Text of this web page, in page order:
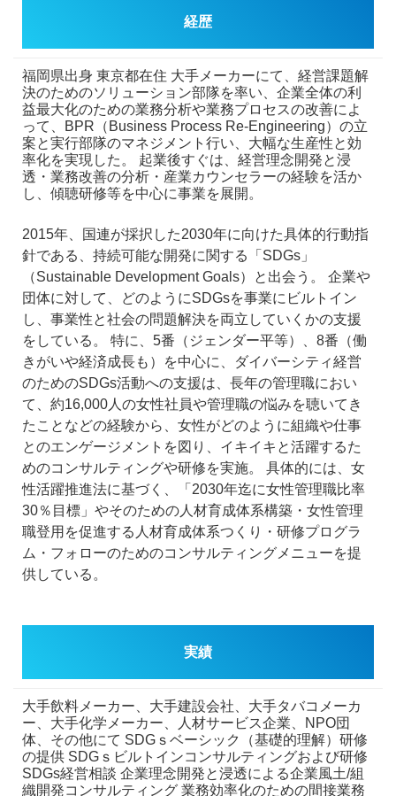
経歴
福岡県出身 東京都在住 大手メーカーにて、経営課題解
決のためのソリューション部隊を率い、企業全体の利
益最大化のための業務分析や業務プロセスの改善によ
って、BPR（Business Process Re-Engineering）の立
案と実行部隊のマネジメント行い、大幅な生産性と効
率化を実現した。
起業後すぐは、経営理念開発と浸
透・業務改善の分析・産業カウンセラーの経験を活か
し、傾聴研修等を中心に事業を展開。
2015年、国連が採択した2030年に向けた具体的行動指
針である、持続可能な開発に関する「SDGs」
（Sustainable Development Goals）と出会う。
企業や
団体に対して、どのようにSDGsを事業にビルトイン
し、事業性と社会の問題解決を両立していくかの支援
をしている。
特に、5番（ジェンダー平等）、8番（働
きがいや経済成長も）を中心に、ダイバーシティ経営
のためのSDGs活動への支援は、長年の管理職におい
て、約16,000人の女性社員や管理職の悩みを聴いてき
たことなどの経験から、女性がどのように組織や仕事
とのエンゲージメントを図り、イキイキと活躍するた
めのコンサルティングや研修を実施。
具体的には、女
性活躍推進法に基づく、「2030年迄に女性管理職比率
30％目標」やそのための人材育成体系構築・女性管理
職登用を促進する人材育成体系つくり・研修プログラ
ム・フォローのためのコンサルティングメニューを提
供している。
実績
大手飲料メーカー、大手建設会社、大手タバコメーカ
ー、大手化学メーカー、人材サービス企業、NPO団
体、その他にて SDGｓベーシック（基礎的理解）研修
の提供 SDGｓビルトインコンサルティングおよび研修
SDGs経営相談 企業理念開発と浸透による企業風土/組
織開発コンサルティング 業務効率化のための間接業務